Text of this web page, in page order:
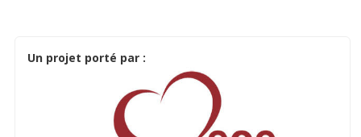
Un projet porté par :